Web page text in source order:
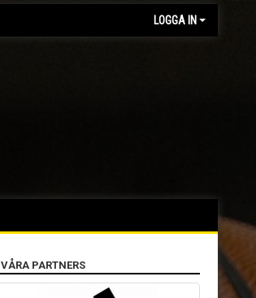
LOGGA IN
VÅRA PARTNERS